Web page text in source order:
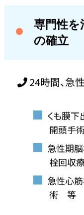
専門性を
の確立
24時間、急
くも膜
開頭手
急性期
栓回収
急性心
術 等